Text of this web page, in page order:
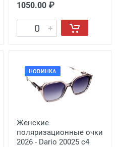
1050.00 ₽
НОВИНКА
Женские
поляризационные очки
2026 - Dario 20025 с4